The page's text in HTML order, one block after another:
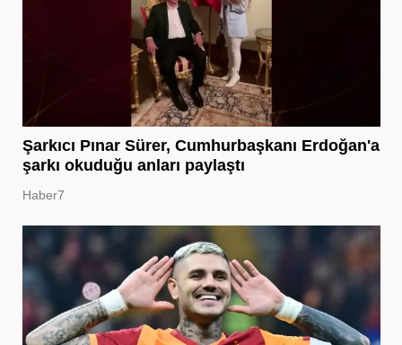
Şarkıcı Pınar Sürer, Cumhurbaşkanı Erdoğan'a
şarkı okuduğu anları paylaştı
Haber7